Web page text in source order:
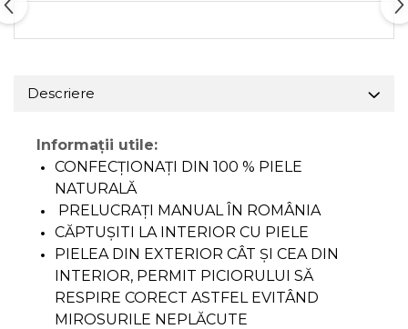
Descriere
Informații utile:
CONFECȚIONAȚI DIN 100 % PIELE
NATURALĂ
PRELUCRAȚI MANUAL ÎN ROMÂNIA
CĂPTUȘITI LA INTERIOR CU PIELE
PIELEA DIN EXTERIOR CÂT ȘI CEA DIN
INTERIOR, PERMIT PICIORULUI SĂ
RESPIRE CORECT ASTFEL EVITÂND
MIROSURILE NEPLĂCUTE